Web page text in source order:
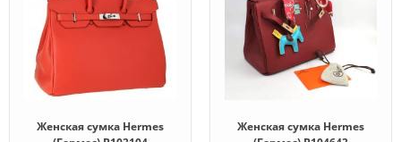
Женская сумка Hermes
Женская сумка Hermes